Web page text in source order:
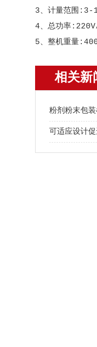
3、计量范围:3-
4、总功率
5、整机重量
相关新
粉剂粉末包
可适应设计